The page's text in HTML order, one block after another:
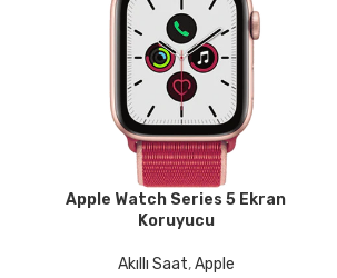
DEVAMINI OKU
Apple Watch Series 5 Ekran
Koruyucu
Akıllı Saat,Apple